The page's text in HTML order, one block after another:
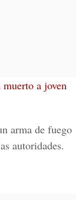
a joven
arma de fuego
autoridades.